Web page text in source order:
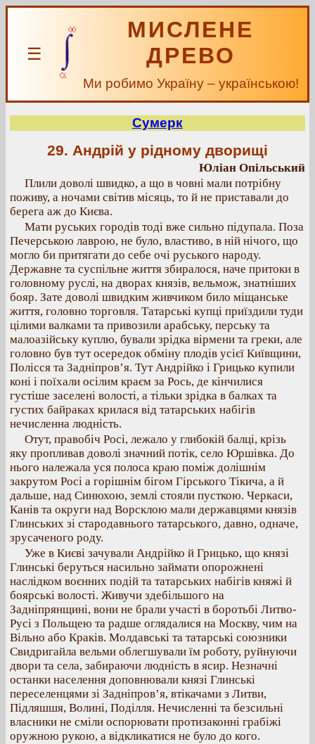
☰
МИСЛЕНЕ
ДРЕВО
Ми робимо Україну – українською!
Сумерк
29. Андрій у рідному дворищі
Юліан Опільський
Плили доволі швидко, а що в човні мали потрібну
поживу, а ночами світив місяць, то й не приставали до
берега аж до Києва.
Мати руських городів тоді вже сильно підупала. Поза
Печерською лаврою, не було, властиво, в ній нічого, що
могло би притягати до себе очі руського народу.
Державне та суспільне життя збиралося, наче притоки в
головному руслі, на дворах князів, вельмож, знатніших
бояр. Зате доволі швидким живчиком било міщанське
життя, головно торговля. Татарські купці приїздили туди
цілими валками та привозили арабську, перську та
малоазійську куплю, бували зрідка вірмени та греки, але
головно був тут осередок обміну плодів усієї Київщини,
Полісся та Задніпров’я. Тут Андрійко і Грицько купили
коні і поїхали осілим краєм за Рось, де кінчилися
густіше заселені волості, а тільки зрідка в балках та
густих байраках крилася від татарських набігів
нечисленна людність.
Отут, правобіч Росі, лежало у глибокій балці, крізь
яку пропливав доволі значний потік, село Юршівка. До
нього належала уся полоса краю поміж долішнім
закрутом Росі а горішнім бігом Гірського Тікича, а й
дальше, над Синюхою, землі стояли пусткою. Черкаси,
Канів та округи над Ворсклою мали державцями князів
Глинських зі стародавнього татарського, давно, одначе,
зрусаченого роду.
Уже в Києві зачували Андрійко й Грицько, що князі
Глинські беруться насильно займати опорожнені
наслідком воєнних подій та татарських набігів княжі й
боярські волості. Живучи здебільшого на
Задніпрянщині, вони не брали участі в боротьбі Литво-
Русі з Польщею та радше оглядалися на Москву, чим на
Вільно або Краків. Молдавські та татарські союзники
Свидригайла вельми облегшували їм роботу, руйнуючи
двори та села, забираючи людність в ясир. Незначні
останки населення доповнювали князі Глинські
переселенцями зі Задніпров’я, втікачами з Литви,
Підляшшя, Волині, Поділля. Нечисленні та безсильні
власники не сміли оспорювати протизаконні грабіжі
оружною рукою, а відкликатися не було до кого.